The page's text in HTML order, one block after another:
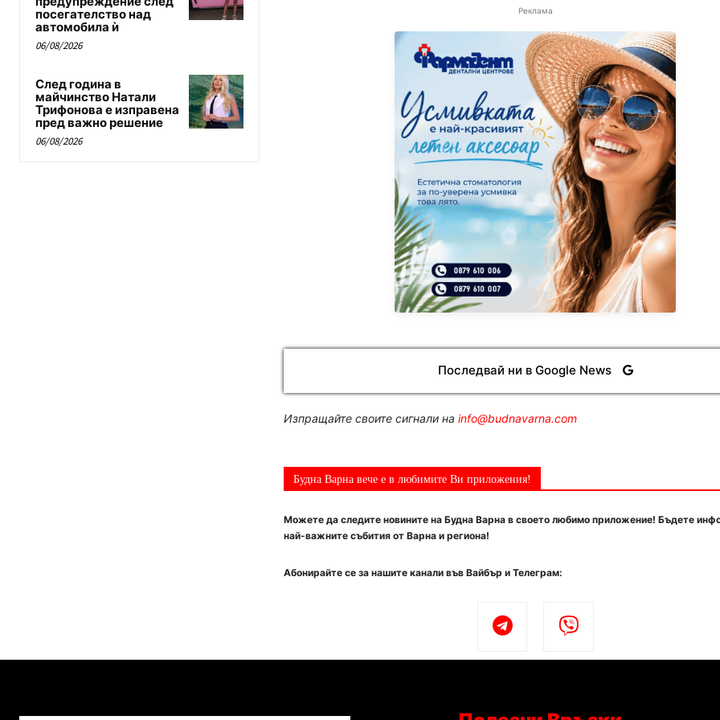
посегателство над
автомобила ѝ
06/08/2026
След година в
майчинство Натали
Трифонова е изправена
пред важно решение
06/08/2026
Реклама
Последвай ни в Google News
Изпращайте своите сигнали на info@budnavarna.com
Будна Варна вече е в любимите Ви приложения!
Можете да следите новините на Будна Варна в своето любимо приложение! Бъдете
най-важните събития от Варна и региона!
Абонирайте се за нашите канали във Вайбър и Телеграм: